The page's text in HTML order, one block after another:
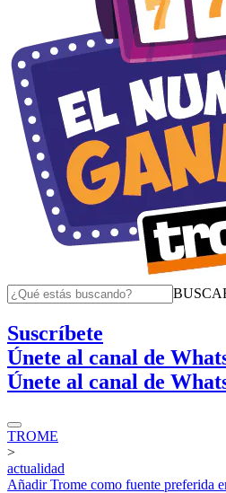
Suscríbete
Únete al canal de
Únete al canal de
TROME
>
actualidad
AñadirTrome como fuente preferida